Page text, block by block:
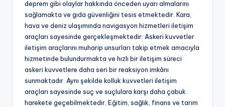
deprem gibi olaylar hakkında önceden uyarı almalarını
sağlamakta ve gıda güvenliğini tesis etmektedir. Kara,
hava ve deniz ulaşımında navigasyon hizmetleri iletişim
araçları sayesinde gerçekleşmektedir. Askeri kuvvetler
iletişim araçlarını muharip unsurları takip etmek amacıyla
hizmetinde bulundurmakta ve hızlı bir iletişim süreci
askeri kuvvetlere daha seri bir reaksiyon imkânı
sunmaktadır. Aynı şekilde kolluk kuvvetleri iletişim
araçları sayesinde suç ve suçlulara karşı daha çabuk
harekete geçebilmektedir. Eğitim, sağlık, finans ve tarım